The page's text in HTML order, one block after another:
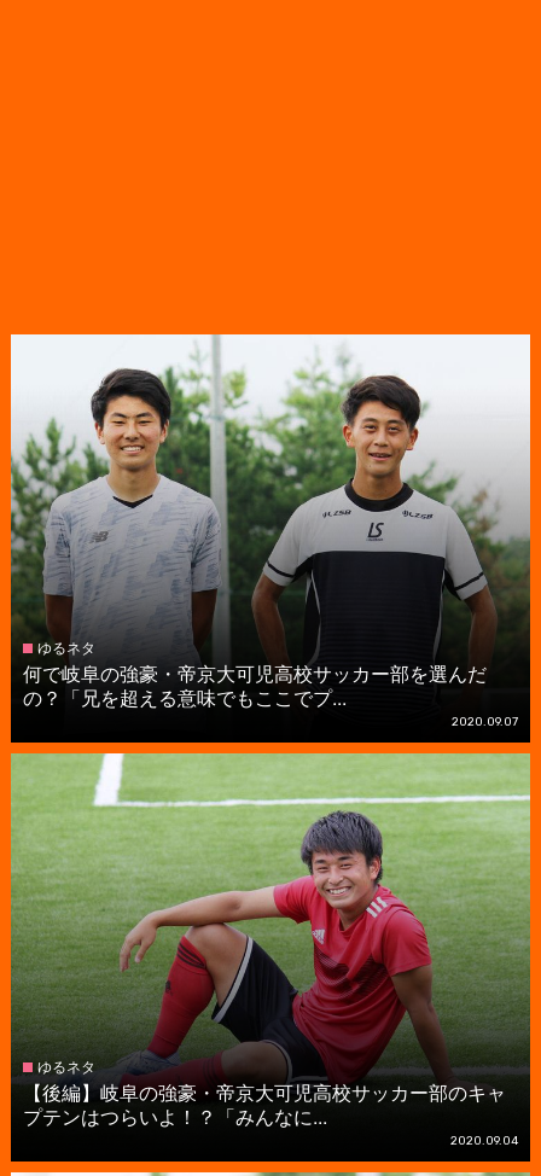
ゆるネタ
何で岐阜の強豪・帝京大可児高校サッカー部を選んだ
の？「兄を超える意味でもここでプ...
2020.09.07
ゆるネタ
【後編】岐阜の強豪・帝京大可児高校サッカー部のキャ
プテンはつらいよ！？「みんなに...
2020.09.04